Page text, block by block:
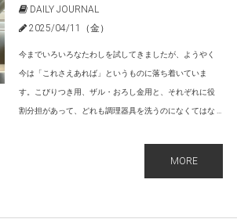
DAILY JOURNAL
2025/04/11（金）
今までいろいろなたわしを試してきましたが、ようやく
今は「これさえあれば」というものに落ち着いていま
す。こびりつき用、ザル・おろし金用と、それぞれに役
割分担があって、どれも調理器具を洗うのになくてはな ...
MORE